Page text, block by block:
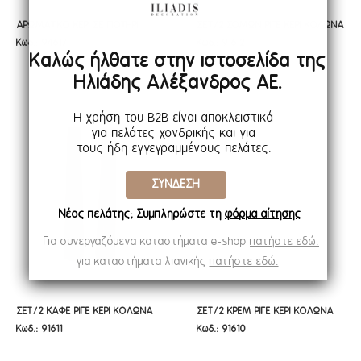
ΑΡΩΜΑΤΙΚΟ ΚΕΡΙ ΣΕ ΠΟΤΗΡΙ
SANDALWOOD 7X8EK
ΑΡΩΜΑΤΙΚΟ ΚΕΡΙ ΣΕ ΠΟΤΗΡΙ
SANDALWOOD 7X8EK
Κωδ.: 94617
ΣΕΤ/2 ΣΟΜΩΝ ΡΙΓΕ ΚΕΡΙ ΚΟΛΩΝΑ
ΑΡΩΜΑΤΙΚΟ
ΣΕΤ/2 ΣΟΜΩΝ ΡΙΓΕ ΚΕΡΙ ΚΟΛΩΝΑ
ΑΡΩΜΑΤΙΚΟ
ΣΕΤ/2 ΚΑΦΕ ΡΙΓΕ ΚΕΡΙ ΚΟΛΩΝΑ
Φ3,5Χ22,5ΕΚ ΧΕΙΡΟΠΟΙΗΤΟ
ΣΕΤ/2 ΚΑΦΕ ΡΙΓΕ ΚΕΡΙ ΚΟΛΩΝΑ
Φ3,5Χ22,5ΕΚ ΧΕΙΡΟΠΟΙΗΤΟ
Κωδ.: 91611
ΣΕΤ/2 ΚΡΕΜ ΡΙΓΕ ΚΕΡΙ ΚΟΛΩΝΑ
Φ3,5Χ22,5ΕΚ ΧΕΙΡΟΠΟΙΗΤΟ
ΣΕΤ/2 ΚΡΕΜ ΡΙΓΕ ΚΕΡΙ ΚΟΛΩΝΑ
Φ3,5Χ22,5ΕΚ ΧΕΙΡΟΠΟΙΗΤΟ
Κωδ.: 91610
ΣΥΝΔΕΣΗ
Καλώς ήλθατε στην ιστοσελίδα της
Ηλιάδης Αλέξανδρος ΑΕ.
Για συνεργαζόμενα καταστήματα e-shop πατήστε εδώ.
Η χρήση του B2B είναι αποκλειστικά
για πελάτες χονδρικής και για
τους ήδη εγγεγραμμένους πελάτες.
Νέος πελάτης; Συμπληρώστε τη φόρμα αίτησης
για καταστήματα λιανικής πατήστε εδώ.